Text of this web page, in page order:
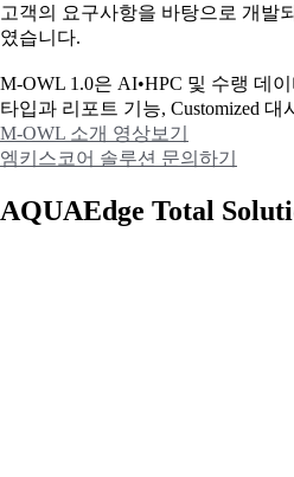
고객의 요구사항을 바탕으로 개발
였습니다.
M-OWL 1.0은 AI•HPC 및 수랭 데
타입과 리포트 기능, Customized
M-OWL 소개 영상보기
엠키스코어 솔루션 문의하기
AQUAEdge Total